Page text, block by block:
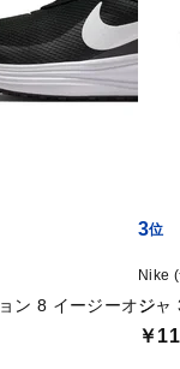
ン 8 イージーオン
3
Nike
ジャ
￥